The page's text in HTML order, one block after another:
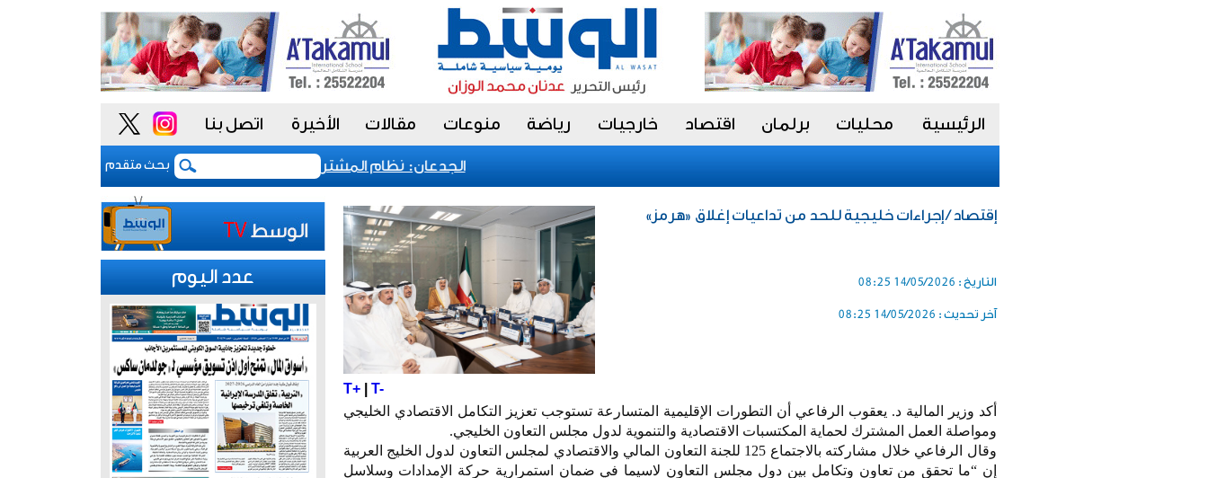
الرئيسية محليات برلمان اقتصاد خارجيات رياضة منوعات مقالات الأخيرة اتصل بنا
بحث متقدم
الجدعان: نظام المشتريات يمنح الحكومة السعودية أدوات أكثر مرونة
إقتصاد / إجراءات خليجية للحد من تداعيات إغلاق «هرمز»
التاريخ : 14/05/2026 08:25
آخر تحديث : 14/05/2026 08:25
T+| T-
أكد وزير المالية د. يعقوب الرفاعي أن التطورات الإقليمية المتسارعة تستوجب تعزيز التكامل الاقتصادي الخليجي
ومواصلة العمل المشترك لحماية المكتسبات الاقتصادية والتنموية لدول مجلس التعاون الخليجي.
وقال الرفاعي خلال مشاركته بالاجتماع 125 للجنة التعاون المالي والاقتصادي لمجلس التعاون لدول الخليج العربية
إن “ما تحقق من تعاون وتكامل بين دول مجلس التعاون لاسيما في ضمان استمرارية حركة الإمدادات وسلاسل
عدد اليوم